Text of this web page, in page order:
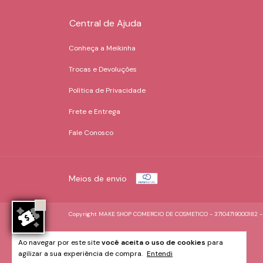
Ao navegar por este sitevocê aceita o uso de cookies para
agilizar a sua experiência de compra. Entendi
Central de Ajuda
Conheça a Meikinha
Trocas e Devoluções
Política de Privacidade
Frete e Entrega
Fale Conosco
Meios de envio
Copyright MAKE SHOP COMERCIO DE COSMETICO -